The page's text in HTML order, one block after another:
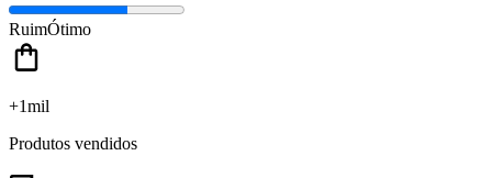
RuimÓtimo
+1mil
Produtos vendidos